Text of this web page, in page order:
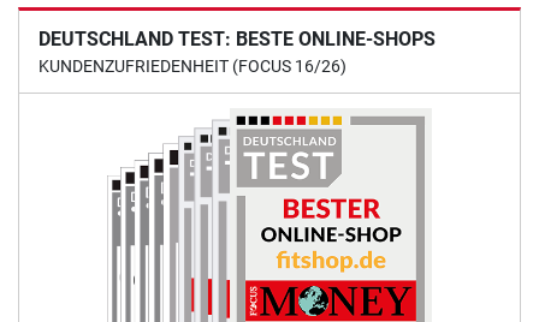
DEUTSCHLAND TEST: BESTE ONLINE-SHOPS
KUNDENZUFRIEDENHEIT (FOCUS 16/26)